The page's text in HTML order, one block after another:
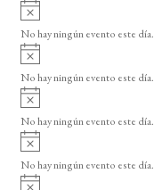
o
A
v
i
o
No hay ningún evento este día.
A
v
i
o
No hay ningún evento este día.
A
v
i
o
No hay ningún evento este día.
A
v
i
No hay ningún evento este día.
A